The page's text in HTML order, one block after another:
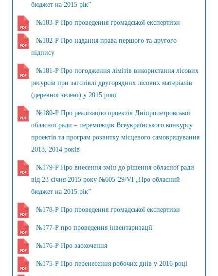
бюджет на 2015 рік”
№183-Р Про проведення громадської експертизи
№182-Р Про надання права першого та другого
підпису
№181-Р Про погодження лімітів використання лісових
ресурсів при заготівлі другорядних лісових матеріалів
(деревної зелені) у 2015 році
№180-Р Про реалізацію проектів Дніпропетровської
обласної ради – переможців Всеукраїнського конкурсу
проектів та програм розвитку місцевого самоврядування
2013, 2014 років
№179-Р Про внесення змін до рішення обласної ради
від 23 січня 2015 року №605-29/VI „Про обласний
бюджет на 2015 рік”
№178-Р Про проведення громадської експертизи
№177-Р про проведення інвентаризації
№176-Р Про заохочення
№175-Р Про перенесення робочих днів у 2016 році